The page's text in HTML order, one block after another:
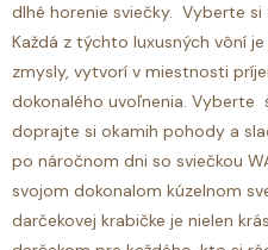
dlhé horenie sviečky. Vyberte
Každá z týchto luxusných vôní
zmysly, vytvorí v miestnosti
dokonalého uvoľnenia. Vyberte
doprajte si okamih pohody a
po náročnom dni so sviečkou
svojom dokonalom kúzelnom
darčekovej krabičke je nielen